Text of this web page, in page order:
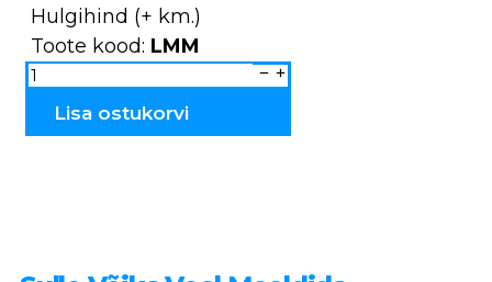
Hulgihind (+ km.)
Toote kood: LMM
Magnet
muumi
LMM
Lisa ostukorvi